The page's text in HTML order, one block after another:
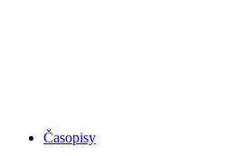
Časopisy